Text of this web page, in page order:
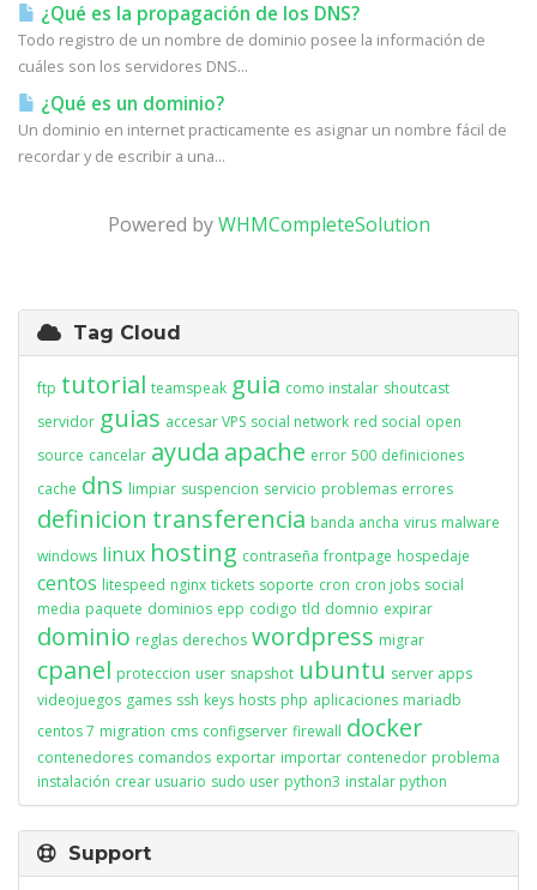
¿Qué es la propagación de los DNS?
Todo registro de un nombre de dominio posee la información de
cuáles son los servidores DNS...
¿Qué es un dominio?
Un dominio en internet practicamente es asignar un nombre fácil de
recordar y de escribir a una...
Powered byWHMCompleteSolution
Tag Cloud
ftp tutorial teamspeak guia como instalar shoutcast
servidor guias accesar VPS social network red social open
source cancelar ayuda apache error 500 definiciones
cache dns limpiar suspencion servicio problemas errores
definicion transferencia banda ancha virus malware
windows linux hosting contraseña frontpage hospedaje
centos litespeed nginx tickets soporte cron cron jobs social
media paquete dominios epp codigo tld domnio expirar
dominio reglas derechos wordpress migrar
cpanel proteccion user snapshot ubuntu server apps
videojuegos games ssh keys hosts php aplicaciones mariadb
centos 7 migration cms configserver firewall docker
contenedores comandos exportar importar contenedor problema
instalación crear usuario sudo user python3 instalar python
Support